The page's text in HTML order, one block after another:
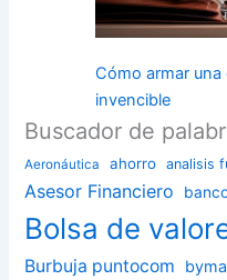
Cómo armar
invencible
Buscador de
Aeronáutica ahorro analisis
Asesor Financiero
Bolsa de
Burbuja puntocom byma